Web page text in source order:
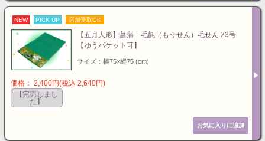
NEW PICK UP 店舗受取OK
【五月人形】菖蒲 毛氈（もうせん）毛せん 23号
【ゆうパケット可】
サイズ：横75×縦75 (cm)
価格： 2,400円(税込 2,640円)
【完売しまし
た】